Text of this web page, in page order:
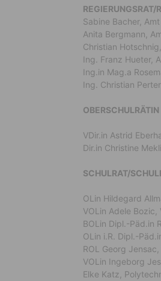
REGIERUNGSRAT/
Sabine Bacher,
Anita Bergmann,
Christian
Ing. Franz Hueter,
Ing.in Mag.a
Ing. Christian
OBERSCHULRÄTIN
VDir.in Astrid
Dir.in Christine
SCHULRAT/
OLin Hildegard
VOLin Adele Bozic,
BOLin Dipl.-Päd.in
OLin i.R. Dipl.-
ROL Georg
VOLin Ingeborg
Elke Katz,